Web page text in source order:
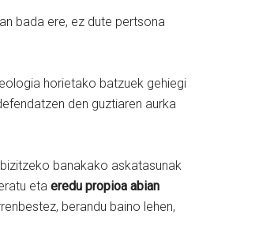
bada ere, ez dute pertsona
horietako batzuek gehiegi
den guztiaren aurka
banakako askatasunak
eta eredu propioa abian
berandu baino lehen,